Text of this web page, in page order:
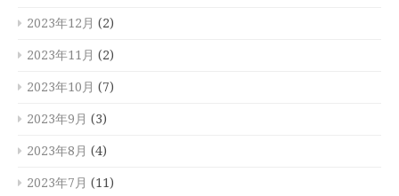
2023年12月 (2)
2023年11月 (2)
2023年10月 (7)
2023年9月 (3)
2023年8月 (4)
2023年7月 (11)